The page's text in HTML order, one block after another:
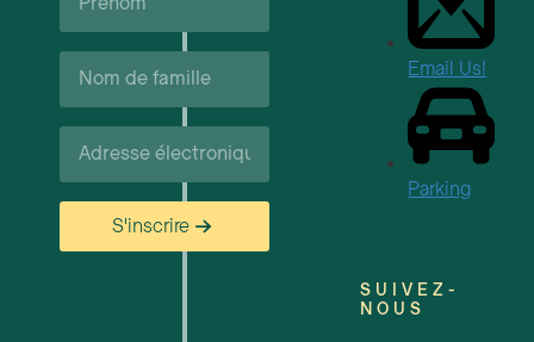
Nom
de
Courriel*
S'inscrire
Email Us!
Parking
SUIVEZ-
NOUS